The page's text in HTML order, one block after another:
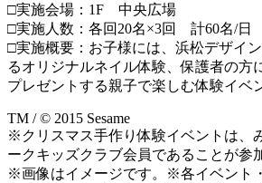
□実施会場：1F 中央広場
□実施人数：各回20名×3回 計60名/日
□実施概要：お子様には、浜松デザイ
るオリジナルネイル体験、保護者の方
プレゼントする親子で楽しむ体験イベ
TM / © 2015 Sesame
※クリスマス手作り体験イベントは、
ークキッズクラブ会員であることが参
※画像はイメージです。※各イベント